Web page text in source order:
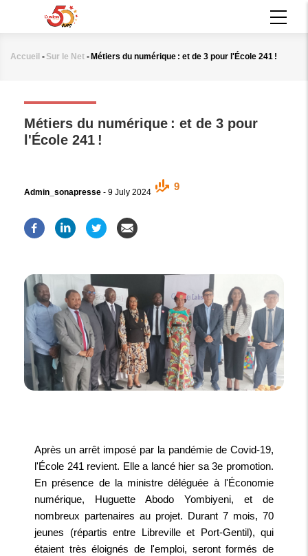
principal
Fil
Accueil - Sur le Net - Métiers du numérique : et de 3 pour l'École 241 !
Métiers du numérique : et de 3 pour
l'École 241 !
Admin_sonapresse - 9 July 2024
9
Après un arrêt imposé par la pandémie de Covid-19,
l'École 241 revient. Elle a lancé hier sa 3e promotion.
En présence de la ministre déléguée à l'Économie
numérique, Huguette Abodo Yombiyeni, et de
nombreux partenaires au projet. Durant 7 mois, 70
jeunes (répartis entre Libreville et Port-Gentil), qui
étaient très éloignés de l'emploi, seront formés de